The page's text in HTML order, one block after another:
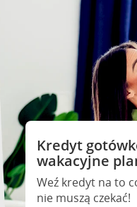
Kredyt
wakacyjne
Weź kredyt na to
nie muszą czekać!